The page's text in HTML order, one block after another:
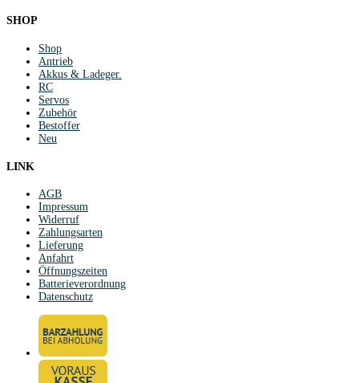
SHOP
Shop
Antrieb
Akkus & Ladeger.
RC
Servos
Zubehör
Bestoffer
Neu
LINK
AGB
Impressum
Widerruf
Zahlungsarten
Lieferung
Anfahrt
Öffnungszeiten
Batterieverordnung
Datenschutz